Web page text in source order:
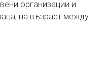
организации и
на възраст между